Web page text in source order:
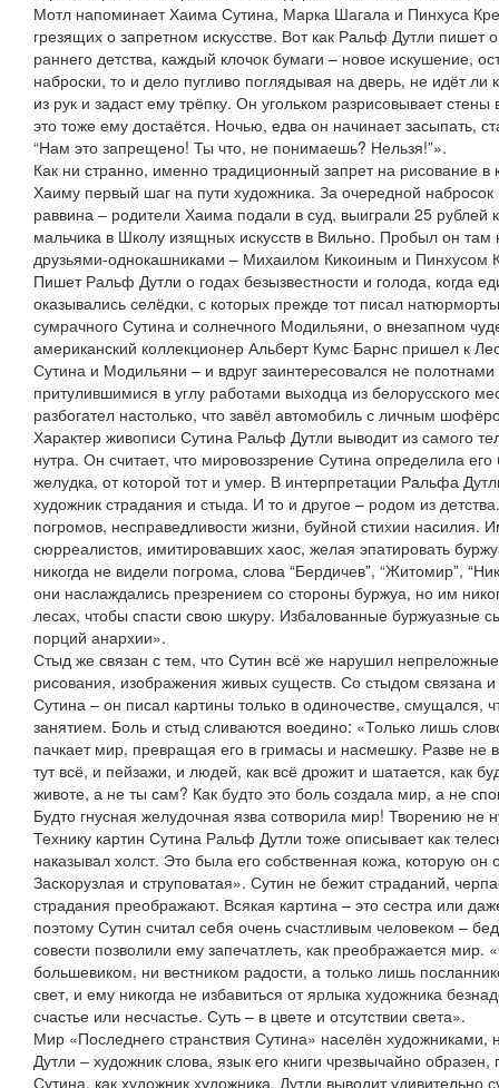
Мотл напоминает Хаима Сутина, Марка Шагала и Пинхуса
грезящих о запретном искусстве. Вот как Ральф Дутли пишет
раннего детства, каждый клочок бумаги – новое искушение,
наброски, то и дело пугливо поглядывая на дверь, не идёт ли
из рук и задаст ему трёпку. Он угольком разрисовывает
это тоже ему достаётся. Ночью, едва он начинает засыпать,
“Нам это запрещено! Ты что, не понимаешь? Нельзя!”».
Как ни странно, именно традиционный запрет на рисование в
Хаиму первый шаг на пути художника. За очередной набросок
раввина – родители Хаима подали в суд, выиграли 25 рублей
мальчика в Школу изящных искусств в Вильно. Пробыл он там
друзьями-однокашниками – Михаилом Кикоиным и Пинхусом
Пишет Ральф Дутли о годах безызвестности и голода, когда
оказывались селёдки, с которых прежде тот писал
сумрачного Сутина и солнечного Модильяни, о внезапном
американский коллекционер Альберт Кумс Барнс пришел к
Сутина и Модильяни – и вдруг заинтересовался не
притулившимися в углу работами выходца из белорусского
разбогател настолько, что завёл автомобиль с личным
Характер живописи Сутина Ральф Дутли выводит из самого
нутра. Он считает, что мировоззрение Сутина определила
желудка, от которой тот и умер. В интерпретации Ральфа
художник страдания и стыда. И то и другое – родом из
погромов, несправедливости жизни, буйной стихии насилия.
сюрреалистов, имитировавших хаос, желая эпатировать
никогда не видели погрома, слова “Бердичев”, “Житомир”,
они наслаждались презрением со стороны буржуа, но им
лесах, чтобы спасти свою шкуру. Избалованные буржуазные
порций анархии».
Стыд же связан с тем, что Сутин всё же нарушил
рисования, изображения живых существ. Со стыдом связана и
Сутина – он писал картины только в одиночестве, смущался,
занятием. Боль и стыд сливаются воедино: «Только лишь
пачкает мир, превращая его в гримасы и насмешку. Разве не
тут всё, и пейзажи, и людей, как всё дрожит и шатается, как
животе, а не ты сам? Как будто это боль создала мир, а не
Будто гнусная желудочная язва сотворила мир! Творению не
Технику картин Сутина Ральф Дутли тоже описывает как
наказывал холст. Это была его собственная кожа, которую
Заскорузлая и струповатая». Сутин не бежит страданий,
страдания преображают. Всякая картина – это сестра или
поэтому Сутин считал себя очень счастливым человеком –
совести позволили ему запечатлеть, как преображается мир.
большевиком, ни вестником радости, а только лишь
свет, и ему никогда не избавиться от ярлыка художника
счастье или несчастье. Суть – в цвете и отсутствии света».
Мир «Последнего странствия Сутина» населён художниками,
Дутли – художник слова, язык его книги чрезвычайно
Сутина, как художник художника, Дутли выводит